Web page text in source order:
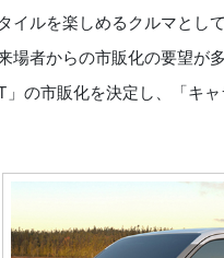
イルを楽しめるクルマとし
場者からの市販化の要望が
」の市販化を決定し、「キ